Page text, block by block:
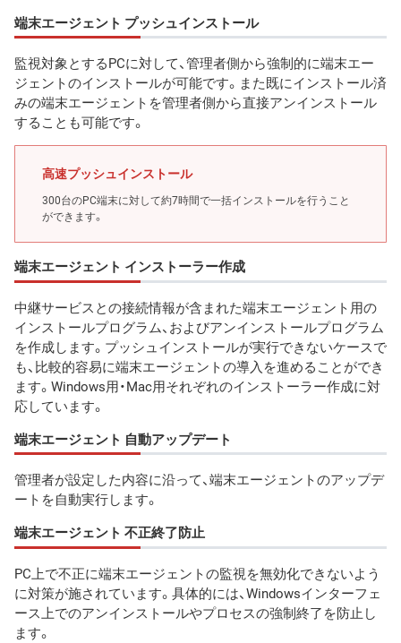
端末エージェント プッシュインストール
監視対象とするPCに対して、管理者側から強制的に端末エー
ジェントのインストールが可能です。また既にインストール済
みの端末エージェントを管理者側から直接アンインストール
することも可能です。
高速プッシュインストール
300台のPC端末に対して約7時間で一括インストールを行うこと
ができます。
端末エージェント インストーラー作成
中継サービスとの接続情報が含まれた端末エージェント用の
インストールプログラム、およびアンインストールプログラム
を作成します。プッシュインストールが実行できないケースで
も、比較的容易に端末エージェントの導入を進めることができ
ます。Windows用・Mac用それぞれのインストーラー作成に対
応しています。
端末エージェント 自動アップデート
管理者が設定した内容に沿って、端末エージェントのアップデ
ートを自動実行します。
端末エージェント 不正終了防止
PC上で不正に端末エージェントの監視を無効化できないよう
に対策が施されています。具体的には、Windowsインターフェ
ース上でのアンインストールやプロセスの強制終了を防止し
ます。